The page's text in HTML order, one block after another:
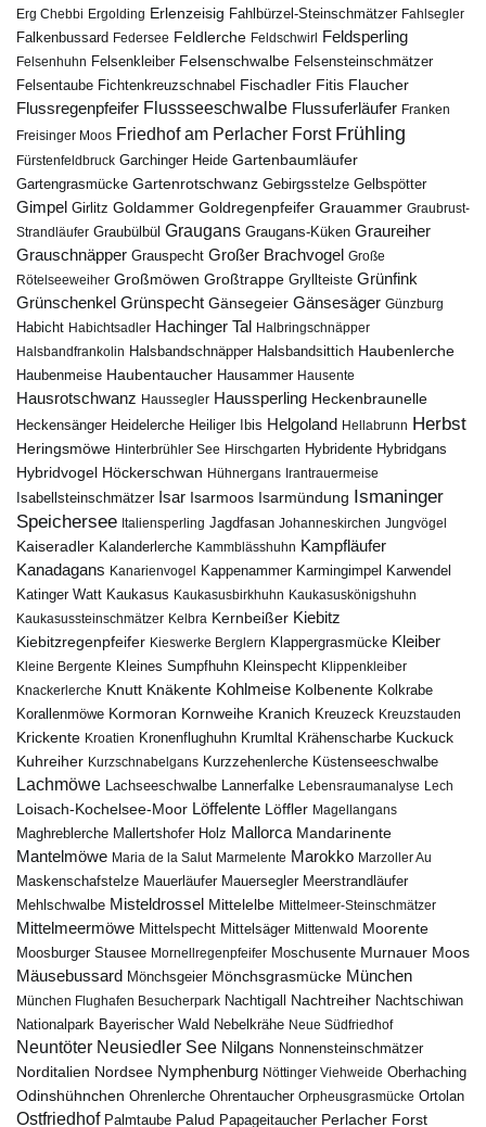
Erg Chebbi Ergolding Erlenzeisig Fahlbürzel-Steinschmätzer Fahlsegler
Falkenbussard Federsee Feldlerche Feldschwirl Feldsperling
Felsenhuhn Felsenkleiber Felsenschwalbe Felsensteinschmätzer
Felsentaube Fichtenkreuzschnabel Fischadler Fitis Flaucher
Flussregenpfeifer Flussseeschwalbe Flussuferläufer Franken
Freisinger Moos Friedhof am Perlacher Forst Frühling
Fürstenfeldbruck Garchinger Heide Gartenbaumläufer
Gartengrasmücke Gartenrotschwanz Gebirgsstelze Gelbspötter
Gimpel Girlitz Goldammer Goldregenpfeifer Grauammer Graubrust-
Strandläufer Graubülbül Graugans Graugans-Küken Graureiher
Grauschnäpper Grauspecht Großer Brachvogel Große
Rötelseeweiher Großmöwen Großtrappe Gryllteiste Grünfink
Grünschenkel Grünspecht Gänsegeier Gänsesäger Günzburg
Habicht Habichtsadler Hachinger Tal Halbringschnäpper
Halsbandfrankolin Halsbandschnäpper Halsbandsittich Haubenlerche
Haubenmeise Haubentaucher Hausammer Hausente
Hausrotschwanz Haussegler Haussperling Heckenbraunelle
Heckensänger Heidelerche Heiliger Ibis Helgoland Hellabrunn Herbst
Heringsmöwe Hinterbrühler See Hirschgarten Hybridente Hybridgans
Hybridvogel Höckerschwan Hühnergans Irantrauermeise
Isabellsteinschmätzer Isar Isarmoos Isarmündung Ismaninger
Speichersee Italiensperling Jagdfasan Johanneskirchen Jungvögel
Kaiseradler Kalanderlerche Kammblässhuhn Kampfläufer
Kanadagans Kanarienvogel Kappenammer Karmingimpel Karwendel
Katinger Watt Kaukasus Kaukasusbirkhuhn Kaukasuskönigshuhn
Kaukasussteinschmätzer Kelbra Kernbeißer Kiebitz
Kiebitzregenpfeifer Kieswerke Berglern Klappergrasmücke Kleiber
Kleine Bergente Kleines Sumpfhuhn Kleinspecht Klippenkleiber
Knackerlerche Knutt Knäkente Kohlmeise Kolbenente Kolkrabe
Korallenmöwe Kormoran Kornweihe Kranich Kreuzeck Kreuzstauden
Krickente Kroatien Kronenflughuhn Krumltal Krähenscharbe Kuckuck
Kuhreiher Kurzschnabelgans Kurzzehenlerche Küstenseeschwalbe
Lachmöwe Lachseeschwalbe Lannerfalke Lebensraumanalyse Lech
Loisach-Kochelsee-Moor Löffelente Löffler Magellangans
Maghreblerche Mallertshofer Holz Mallorca Mandarinente
Mantelmöwe Maria de la Salut Marmelente Marokko Marzoller Au
Maskenschafstelze Mauerläufer Mauersegler Meerstrandläufer
Mehlschwalbe Misteldrossel Mittelelbe Mittelmeer-Steinschmätzer
Mittelmeermöwe Mittelspecht Mittelsäger Mittenwald Moorente
Moosburger Stausee Mornellregenpfeifer Moschusente Murnauer Moos
Mäusebussard Mönchsgeier Mönchsgrasmücke München
München Flughafen Besucherpark Nachtigall Nachtreiher Nachtschiwan
Nationalpark Bayerischer Wald Nebelkrähe Neue Südfriedhof
Neuntöter Neusiedler See Nilgans Nonnensteinschmätzer
Norditalien Nordsee Nymphenburg Nöttinger Viehweide Oberhaching
Odinshühnchen Ohrenlerche Ohrentaucher Orpheusgrasmücke Ortolan
Ostfriedhof Palmtaube Palud Papageitaucher Perlacher Forst